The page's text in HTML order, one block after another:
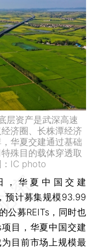
层资产是武深高速
济圈、长株潭经济
华夏交建通过基础
殊目的载体穿透取
IC photo
，华夏中国交建
预计募集规模93.99
公募REITs，同时也
目，华夏中国交建
目前市场上规模最